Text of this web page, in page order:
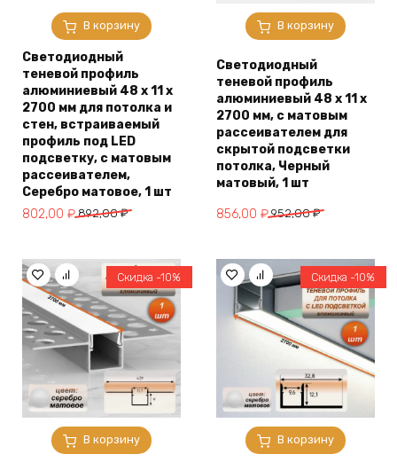
В корзину
Светодиодный
теневой профиль
алюминиевый 48 х 11 х
2700 мм для потолка и
стен, встраиваемый
профиль под LED
подсветку, с матовым
рассеивателем,
Серебро матовое, 1 шт
892,00₽
Первоначальная
892,00 ₽.
802,00 ₽
Текущая
В корзину
Светодиодный
теневой профиль
алюминиевый 48 х 11 х
2700 мм, с матовым
рассеивателем для
скрытой подсветки
потолка, Черный
матовый, 1 шт
952,00₽
Первоначальная
952,00 ₽.
856,00 ₽
Текущая
В корзину
Скидка -10%
В корзину
Скидка -10%